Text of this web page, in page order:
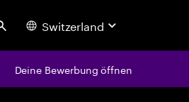
Search Switzerland
Deine Bewerbung öffnen